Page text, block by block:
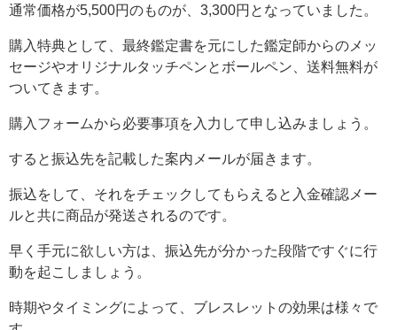
通常価格が5,500円のものが、3,300円となっていました。
購入特典として、最終鑑定書を元にした鑑定師からのメッ
セージやオリジナルタッチペンとボールペン、送料無料が
ついてきます。
購入フォームから必要事項を入力して申し込みましょう。
すると振込先を記載した案内メールが届きます。
振込をして、それをチェックしてもらえると入金確認メー
ルと共に商品が発送されるのです。
早く手元に欲しい方は、振込先が分かった段階ですぐに行
動を起こしましょう。
時期やタイミングによって、ブレスレットの効果は様々で